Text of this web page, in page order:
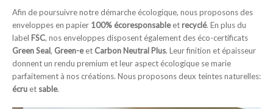
Afin de poursuivre notre démarche écologique, nous proposons des
enveloppes en papier 100% écoresponsableetrecyclé. En plus du
label FSC, nos enveloppes disposent également des éco-certificats
Green Seal, Green-eetCarbon Neutral Plus. Leur finition et épaisseur
donnent un rendu premium et leur aspect écologique se marie
parfaitement à nos créations. Nous proposons deux teintes naturelles:
écru et sable.